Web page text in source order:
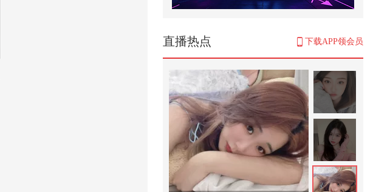
直播热点 下载APP领会员